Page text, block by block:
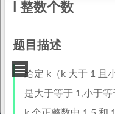
I 整数个数
题目描述
给定 k（k 大于 1 且
是大于等于 1,小于